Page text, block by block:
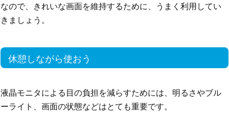
なので、きれいな画面を維持するために、うまく利用してい
きましょう。
休憩しながら使おう
液晶モニタによる目の負担を減らすためには、明るさやブル
ーライト、画面の状態などはとても重要です。